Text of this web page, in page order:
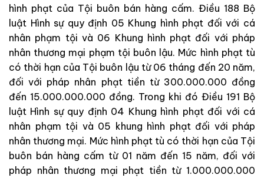
hình phạt của Tội buôn bán hàng cấm. Điều 188 Bộ
luật Hình sự quy định 05 Khung hình phạt đối với cá
nhân phạm tội và 06 Khung hình phạt đối với pháp
nhân thương mại phạm tội buôn lậu. Mức hình phạt tù
có thời hạn của Tội buôn lậu từ 06 tháng đến 20 năm,
đối với pháp nhân phạt tiền từ 300.000.000 đồng
đến 15.000.000.000 đồng. Trong khi đó Điều 191 Bộ
luật Hình sự quy định 04 Khung hình phạt đối với cá
nhân phạm tội và 05 khung hình phạt đối với pháp
nhân thương mại. Mức hình phạt tù có thời hạn của Tội
buôn bán hàng cấm từ 01 năm đến 15 năm, đối với
pháp nhân thương mại phạt tiền từ 1.000.000.000